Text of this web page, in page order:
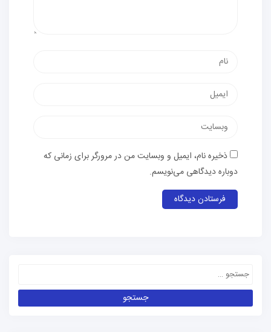
ذخیره نام، ایمیل و وبسایت من در مرورگر برای زمانی که
دوباره دیدگاهی می‌نویسم.